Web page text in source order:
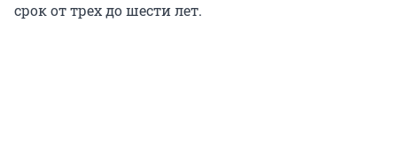
срок от трех до шести лет.